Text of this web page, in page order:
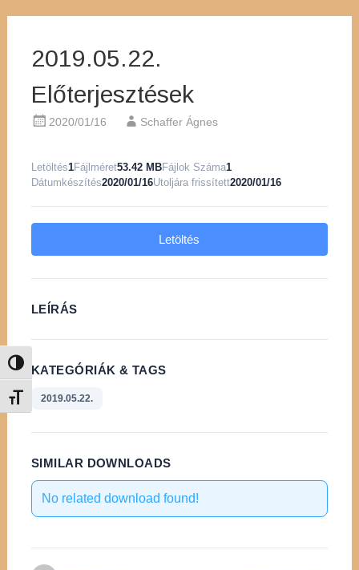
Nagy kontraszt váltása
Betűméret váltása
2019.05.22.
Előterjesztések
2020/01/16 Schaffer Ágnes
Letöltés1Fájlméret53.42 MBFájlok Száma1
Dátumkészítés2020/01/16Utoljára frissített2020/01/16
Letöltés
LEÍRÁS
KATEGÓRIÁK & TAGS
2019.05.22.
SIMILAR DOWNLOADS
No related download found!